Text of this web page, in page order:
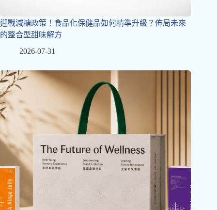
迎戰減糖政策！食品化保健品如何精準升級？佈局未來
的整合型甜味解方
2026-07-31